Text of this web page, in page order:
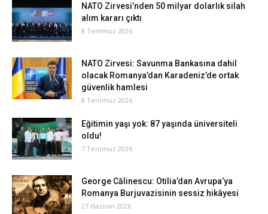
NATO Zirvesi’nden 50 milyar dolarlık silah
alım kararı çıktı
8 Temmuz 2026
NATO Zirvesi: Savunma Bankasına dahil
olacak Romanya’dan Karadeniz’de ortak
güvenlik hamlesi
8 Temmuz 2026
Eğitimin yaşı yok: 87 yaşında üniversiteli
oldu!
7 Temmuz 2026
George Călinescu: Otilia’dan Avrupa’ya
Romanya Burjuvazisinin sessiz hikâyesi
27 Haziran 2026